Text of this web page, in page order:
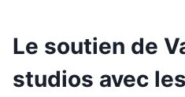
Le soutien de
studios avec